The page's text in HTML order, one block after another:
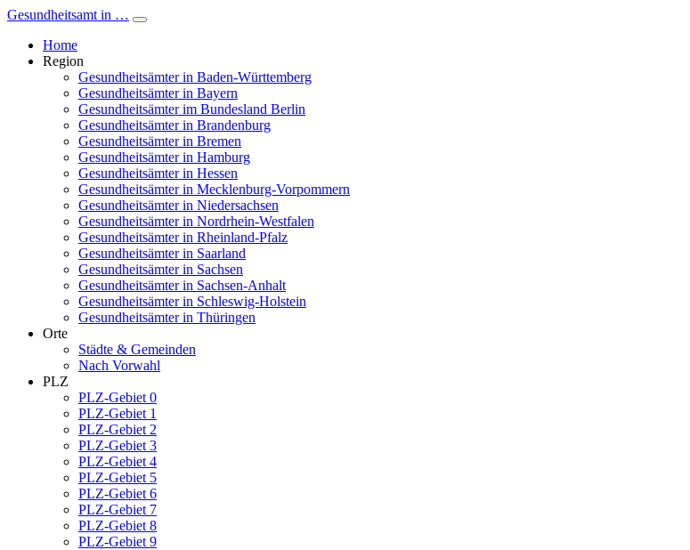
Gesundheitsamt in …
Home
Region
Gesundheitsämter in Baden-Württemberg
Gesundheitsämter in Bayern
Gesundheitsämter im Bundesland Berlin
Gesundheitsämter in Brandenburg
Gesundheitsämter in Bremen
Gesundheitsämter in Hamburg
Gesundheitsämter in Hessen
Gesundheitsämter in Mecklenburg-Vorpommern
Gesundheitsämter in Niedersachsen
Gesundheitsämter in Nordrhein-Westfalen
Gesundheitsämter in Rheinland-Pfalz
Gesundheitsämter in Saarland
Gesundheitsämter in Sachsen
Gesundheitsämter in Sachsen-Anhalt
Gesundheitsämter in Schleswig-Holstein
Gesundheitsämter in Thüringen
Orte
Städte & Gemeinden
Nach Vorwahl
PLZ
PLZ-Gebiet 0
PLZ-Gebiet 1
PLZ-Gebiet 2
PLZ-Gebiet 3
PLZ-Gebiet 4
PLZ-Gebiet 5
PLZ-Gebiet 6
PLZ-Gebiet 7
PLZ-Gebiet 8
PLZ-Gebiet 9